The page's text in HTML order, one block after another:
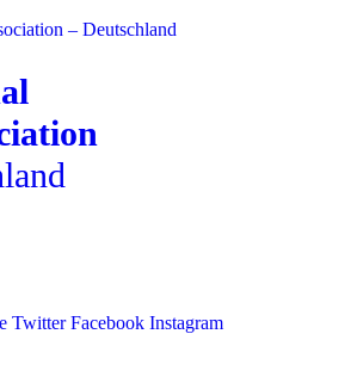
– Deutschland
Twitter Facebook Instagram